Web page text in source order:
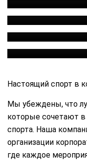
ТУРНИР
ИНДИВИ-
ДУАЛЬНАЯ
ПРОГРАММА
Настоящий спорт в
Мы убеждены, что
которые сочетают
спорта. Наша
организации
где каждое